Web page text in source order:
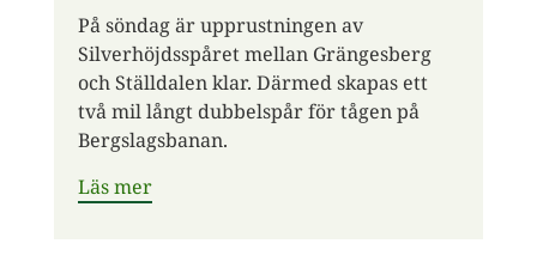
På söndag är upprustningen av
Silverhöjdsspåret mellan Grängesberg
och Ställdalen klar. Därmed skapas ett
två mil långt dubbelspår för tågen på
Bergslagsbanan.
Läs mer